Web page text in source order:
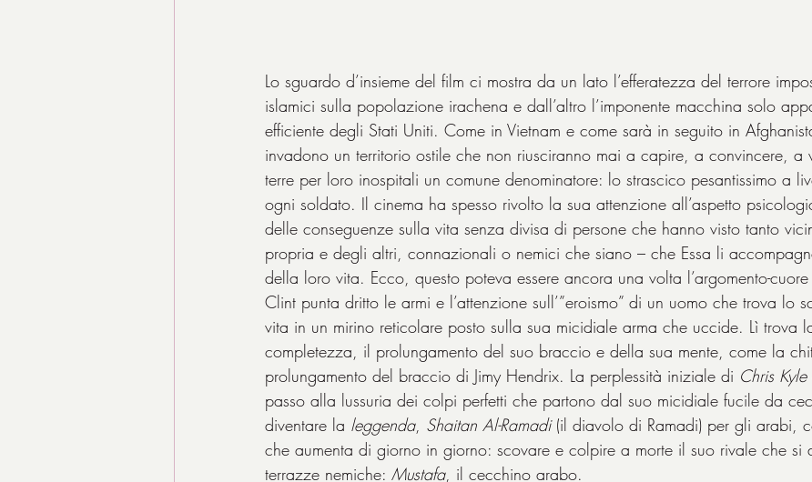
Lo sguardo d’insieme del film ci mostra da un lato l’efferatezza del terrore
islamici sulla popolazione irachena e dall’altro l’imponente macchina solo
efficiente degli Stati Uniti. Come in Vietnam e come sarà in seguito in
invadono un territorio ostile che non riusciranno mai a capire, a convincere, a
terre per loro inospitali un comune denominatore: lo strascico pesantissimo a
ogni soldato. Il cinema ha spesso rivolto la sua attenzione all’aspetto
delle conseguenze sulla vita senza divisa di persone che hanno visto tanto
propria e degli altri, connazionali o nemici che siano – che Essa li
della loro vita. Ecco, questo poteva essere ancora una volta l’argomento-
Clint punta dritto le armi e l’attenzione sull’”eroismo” di un uomo che trova lo
vita in un mirino reticolare posto sulla sua micidiale arma che uccide. Lì trova
completezza, il prolungamento del suo braccio e della sua mente, come la
prolungamento del braccio di Jimy Hendrix. La perplessità iniziale di Chris Kyle
passo alla lussuria dei colpi perfetti che partono dal suo micidiale fucile da
diventare la leggenda, Shaitan Al-Ramadi (il diavolo di Ramadi) per gli arabi,
che aumenta di giorno in giorno: scovare e colpire a morte il suo rivale che si
terrazze nemiche: Mustafa, il cecchino arabo.